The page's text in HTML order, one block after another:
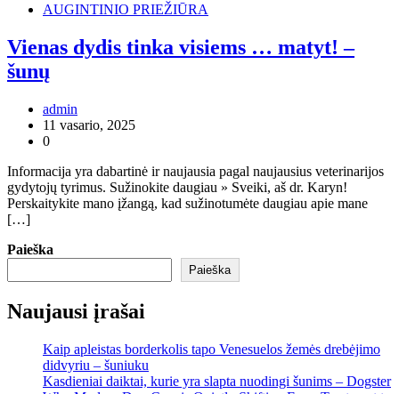
AUGINTINIO PRIEŽIŪRA
Vienas dydis tinka visiems … matyt! –
šunų
admin
11 vasario, 2025
0
Informacija yra dabartinė ir naujausia pagal naujausius veterinarijos
gydytojų tyrimus. Sužinokite daugiau » Sveiki, aš dr. Karyn!
Perskaitykite mano įžangą, kad sužinotumėte daugiau apie mane
[…]
Paieška
Paieška
Naujausi įrašai
Kaip apleistas borderkolis tapo Venesuelos žemės drebėjimo
didvyriu – šuniuku
Kasdieniai daiktai, kurie yra slapta nuodingi šunims – Dogster